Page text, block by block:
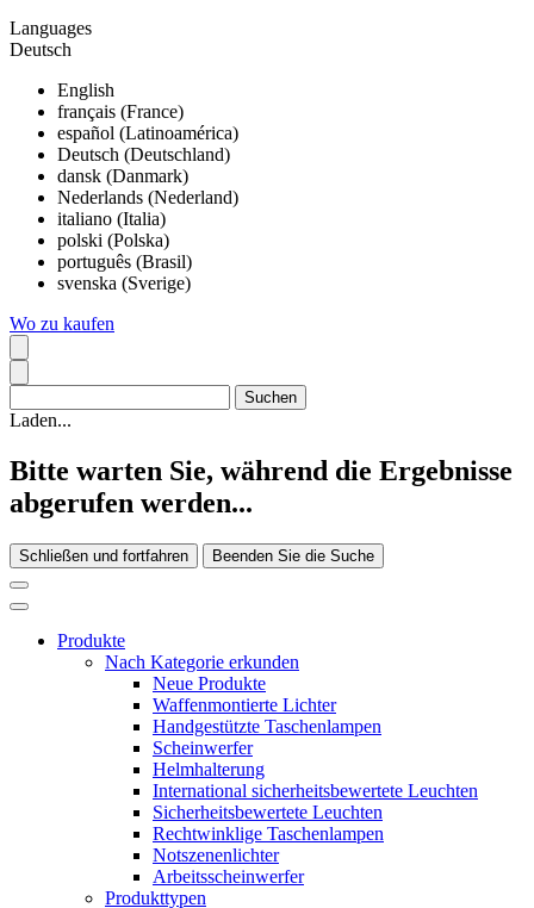
Languages
Deutsch
English
français (France)
español (Latinoamérica)
Deutsch (Deutschland)
dansk (Danmark)
Nederlands (Nederland)
italiano (Italia)
polski (Polska)
português (Brasil)
svenska (Sverige)
Wo zu kaufen
Laden...
Bitte warten Sie, während die Ergebnisse
abgerufen werden...
Schließen und fortfahren Beenden Sie die Suche
Produkte
Nach Kategorie erkunden
Neue Produkte
Waffenmontierte Lichter
Handgestützte Taschenlampen
Scheinwerfer
Helmhalterung
International sicherheitsbewertete Leuchten
Sicherheitsbewertete Leuchten
Rechtwinklige Taschenlampen
Notszenenlichter
Arbeitsscheinwerfer
Produkttypen